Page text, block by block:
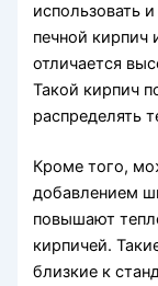
использовать
печной кирпич
отличается
Такой кирпич
распределять
Кроме того,
добавлением
повышают
кирпичей.
близкие к